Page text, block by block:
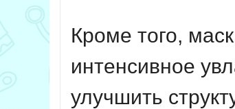
Кроме того,
интенсивное
улучшить